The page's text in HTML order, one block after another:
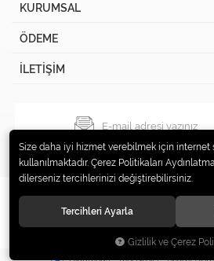
KURUMSAL
ÖDEME
İLETİŞİM
© 2019 Uzay Exclusive Tüm
Hipotenüs Yeni Nesil E-Ticaret
Size daha iyi hizmet verebilmek için internet
kullanılmaktadır. Çerez Politikaları
dilerseniz tercihlerinizi değiştirebilirsiniz.
Tercihleri Ayarla
Gizlilik ve Çerez